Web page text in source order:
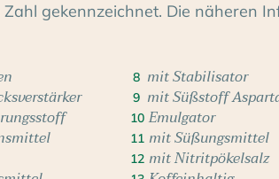
gekennzeichnet. Die näheren
8 mit Stabilisator
9 mit Süßstoff
10 Emulgator
11 mit Süßungsmittel
12 mit Nitritpökelsalz